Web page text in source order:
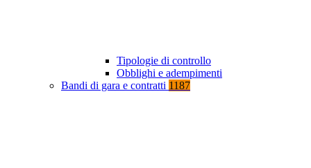
Tipologie di controllo
Obblighi e adempimenti
Bandi di gara e contratti 1187